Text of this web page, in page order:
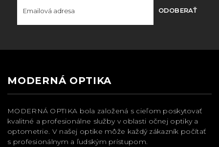
ODOBERAŤ
MODERNÁ OPTIKA
MODERNÁ OPTIKA bola založená s cieľom poskytovať
kvalitné a profesionálne služby v oblasti očnej optiky a
optometrie. V našej optike môže každý zákazník počítať
s profesionálnym a ľudským prístupom.